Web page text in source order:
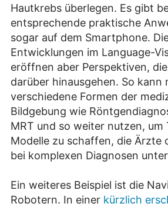
Hautkrebs überlegen. Es gibt
entsprechende praktische
sogar auf dem Smartphone.
Entwicklungen im Language-
eröffnen aber Perspektiven,
darüber hinausgehen. So kann
verschiedene Formen der
Bildgebung wie
MRT und so weiter nutzen, um
Modelle zu schaffen, die Ärzte
bei komplexen Diagnosen
Ein weiteres Beispiel ist die
Robotern. In einer kürzlich